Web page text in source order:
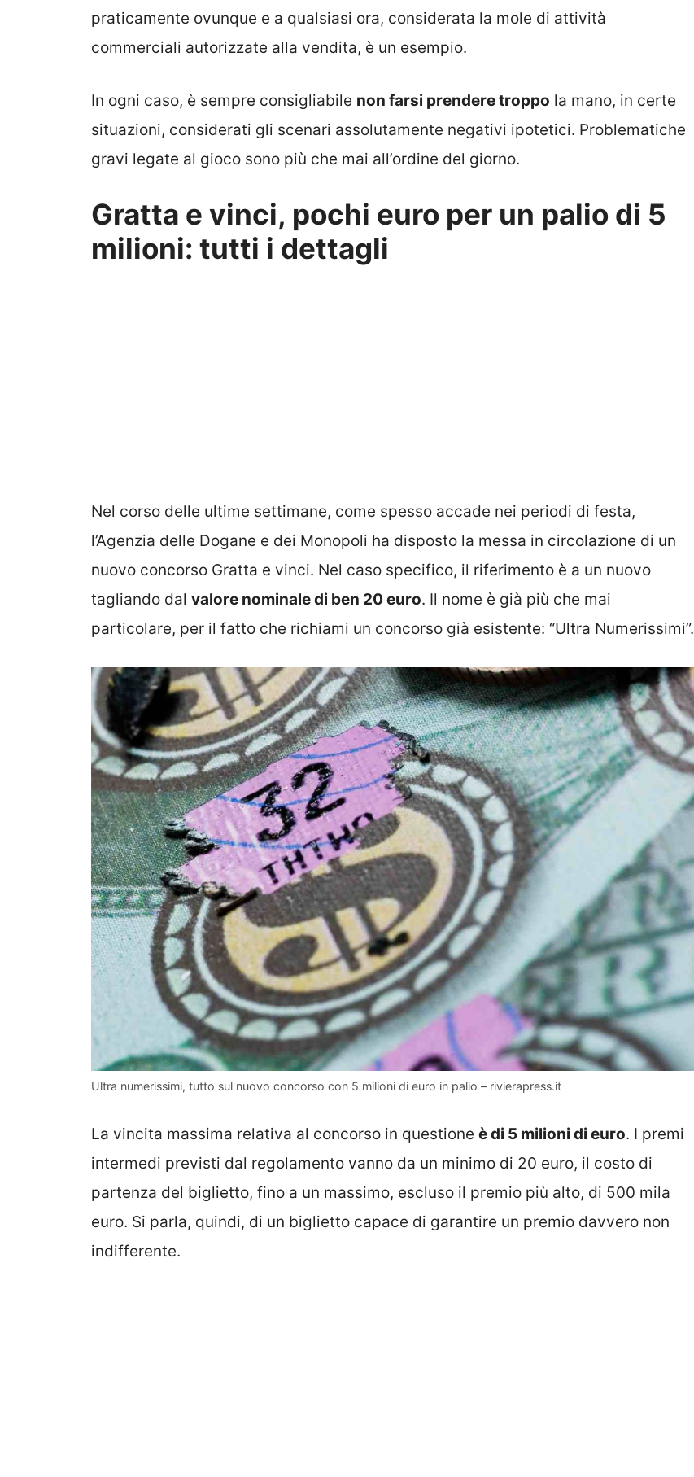
praticamente ovunque e a qualsiasi ora, considerata la mole di attività
commerciali autorizzate alla vendita, è un esempio.
In ogni caso, è sempre consigliabile non farsi prendere troppo la mano, in certe
situazioni, considerati gli scenari assolutamente negativi ipotetici. Problematiche
gravi legate al gioco sono più che mai all’ordine del giorno.
Gratta e vinci, pochi euro per un palio di 5
milioni: tutti i dettagli
Nel corso delle ultime settimane, come spesso accade nei periodi di festa,
l’Agenzia delle Dogane e dei Monopoli ha disposto la messa in circolazione di un
nuovo concorso Gratta e vinci. Nel caso specifico, il riferimento è a un nuovo
tagliando dal valore nominale di ben 20 euro. Il nome è già più che mai
particolare, per il fatto che richiami un concorso già esistente: “Ultra Numerissimi”.
Ultra numerissimi, tutto sul nuovo concorso con 5 milioni di euro in palio – rivierapress.it
La vincita massima relativa al concorso in questione è di 5 milioni di euro. I premi
intermedi previsti dal regolamento vanno da un minimo di 20 euro, il costo di
partenza del biglietto, fino a un massimo, escluso il premio più alto, di 500 mila
euro. Si parla, quindi, di un biglietto capace di garantire un premio davvero non
indifferente.